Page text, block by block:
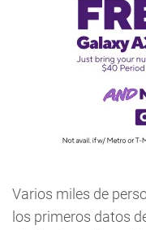
Varios miles de
los primeros datos